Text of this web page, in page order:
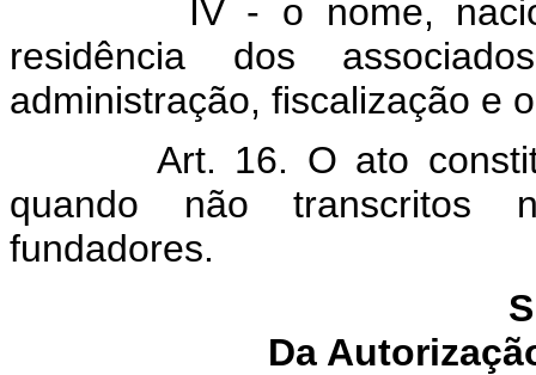
IV - o nome,
residência dos
administração, fiscalização e
Art. 16. O ato
quando não transcritos
fundadores.
Da